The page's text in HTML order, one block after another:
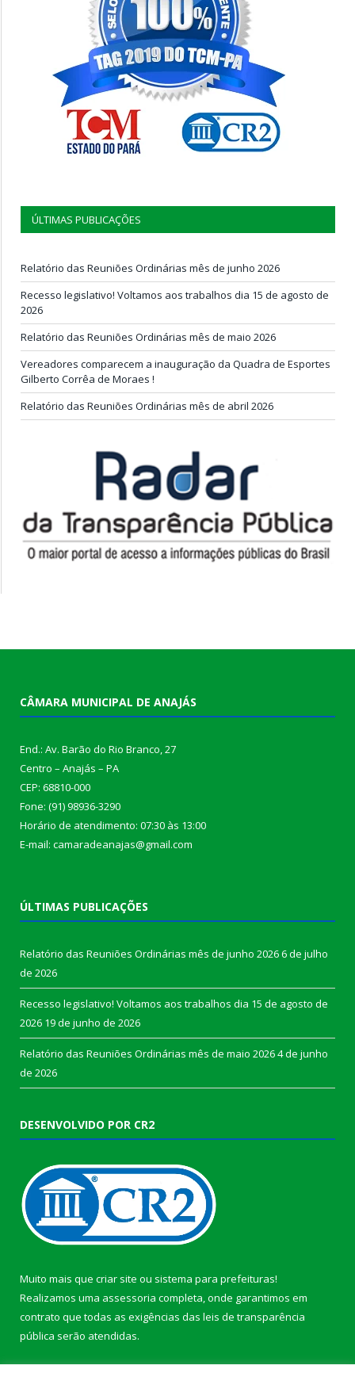
ÚLTIMAS PUBLICAÇÕES
Relatório das Reuniões Ordinárias mês de junho 2026
Recesso legislativo! Voltamos aos trabalhos dia 15 de agosto de
2026
Relatório das Reuniões Ordinárias mês de maio 2026
Vereadores comparecem a inauguração da Quadra de Esportes
Gilberto Corrêa de Moraes !
Relatório das Reuniões Ordinárias mês de abril 2026
CÂMARA MUNICIPAL DE ANAJÁS
End.: Av. Barão do Rio Branco, 27
Centro – Anajás – PA
CEP: 68810-000
Fone: (91) 98936-3290
Horário de atendimento: 07:30 às 13:00
E-mail: camaradeanajas@gmail.com
ÚLTIMAS PUBLICAÇÕES
Relatório das Reuniões Ordinárias mês de junho 20266 de julho
de 2026
Recesso legislativo! Voltamos aos trabalhos dia 15 de agosto de
2026 19 de junho de 2026
Relatório das Reuniões Ordinárias mês de maio 20264 de junho
de 2026
DESENVOLVIDO POR CR2
Muito mais que criar site ou sistema para prefeituras!
Realizamos uma assessoria completa, onde garantimos em
contrato que todas as exigências das leis de transparência
pública serão atendidas.